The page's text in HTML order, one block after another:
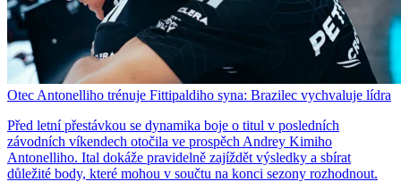
Otec Antonelliho trénuje Fittipaldiho syna: Brazilec vychvaluje lídra
Před letní přestávkou se dynamika boje o titul v posledních
závodních víkendech otočila ve prospěch Andrey Kimiho
Antonelliho. Ital dokáže pravidelně zajíždět výsledky a sbírat
důležité body, které mohou v součtu na konci sezony rozhodnout.